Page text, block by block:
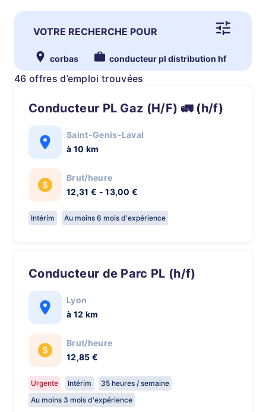
VOTRE RECHERCHE POUR
corbas conducteur pl distribution hf
46 offres d’emploi trouvées
Conducteur PL Gaz (H/F) 🚛 (h/f)
Saint-Genis-Laval
à 10 km
Brut/heure
12,31 € - 13,00 €
Intérim Au moins 6 mois d'expérience
Conducteur de Parc PL (h/f)
Lyon
à 12 km
Brut/heure
12,85 €
Urgente Intérim
35 heures / semaine
Au moins 3 mois d'expérience